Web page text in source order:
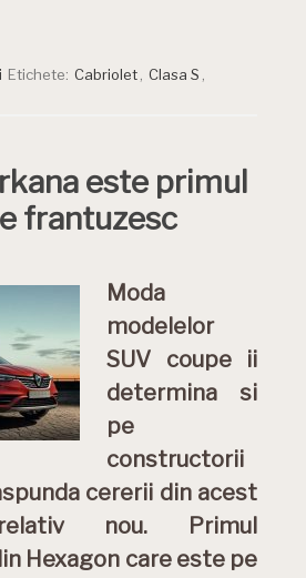
Etichete: Cabriolet Clasa S
este primul
frantuzesc
Moda
modelelor
SUV coupe ii
determina si
pe
constructorii
cererii din acest
nou. Primul
Hexagon care este pe